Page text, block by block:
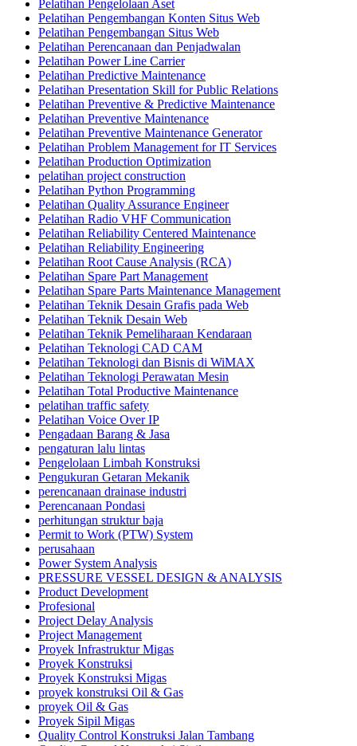
Pelatihan Pengelolaan Aset
Pelatihan Pengembangan Konten Situs Web
Pelatihan Pengembangan Situs Web
Pelatihan Perencanaan dan Penjadwalan
Pelatihan Power Line Carrier
Pelatihan Predictive Maintenance
Pelatihan Presentation Skill for Public Relations
Pelatihan Preventive & Predictive Maintenance
Pelatihan Preventive Maintenance
Pelatihan Preventive Maintenance Generator
Pelatihan Problem Management for IT Services
Pelatihan Production Optimization
pelatihan project construction
Pelatihan Python Programming
Pelatihan Quality Assurance Engineer
Pelatihan Radio VHF Communication
Pelatihan Reliability Centered Maintenance
Pelatihan Reliability Engineering
Pelatihan Root Cause Analysis (RCA)
Pelatihan Spare Part Management
Pelatihan Spare Parts Maintenance Management
Pelatihan Teknik Desain Grafis pada Web
Pelatihan Teknik Desain Web
Pelatihan Teknik Pemeliharaan Kendaraan
Pelatihan Teknologi CAD CAM
Pelatihan Teknologi dan Bisnis di WiMAX
Pelatihan Teknologi Perawatan Mesin
Pelatihan Total Productive Maintenance
pelatihan traffic safety
Pelatihan Voice Over IP
Pengadaan Barang & Jasa
pengaturan lalu lintas
Pengelolaan Limbah Konstruksi
Pengukuran Getaran Mekanik
perencanaan drainase industri
Perencanaan Pondasi
perhitungan struktur baja
Permit to Work (PTW) System
perusahaan
Power System Analysis
PRESSURE VESSEL DESIGN & ANALYSIS
Product Development
Profesional
Project Delay Analysis
Project Management
Proyek Infrastruktur Migas
Proyek Konstruksi
Proyek Konstruksi Migas
proyek konstruksi Oil & Gas
proyek Oil & Gas
Proyek Sipil Migas
Quality Control Konstruksi Jalan Tambang